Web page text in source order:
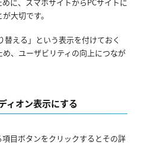
大切です。
替える」という表示を付けておく
、ユーザビリティの向上につなが
ィオン表示にする
目ボタンをクリックするとその詳